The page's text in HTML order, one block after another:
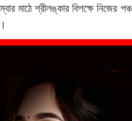
মাঠে শ্রীলঙ্কার বিপক্ষে নিজের